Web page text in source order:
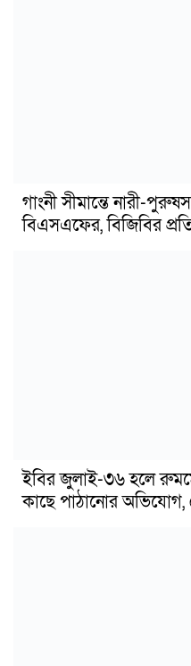
গাংনী সীমান্তে নারী-
বিএসএফের, বিজিবির
ইবির জুলাই-৩৬ হলে
কাছে পাঠানোর অভিযোগ,